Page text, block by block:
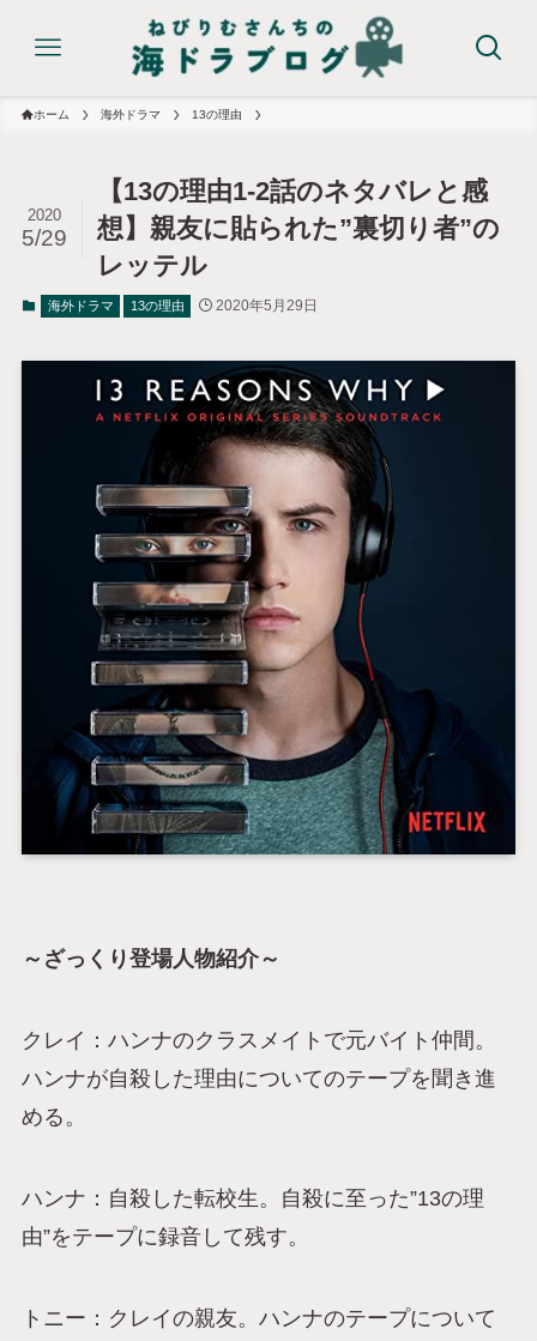
ホーム 海外ドラマ 13の理由
【13の理由1-2話のネタバレと感
想】親友に貼られた”裏切り者”の
レッテル
2020
5/29
海外ドラマ 13の理由 2020年5月29日
～ざっくり登場人物紹介～
クレイ：ハンナのクラスメイトで元バイト仲間。
ハンナが自殺した理由についてのテープを聞き進
める。
ハンナ：自殺した転校生。自殺に至った”13の理
由”をテープに録音して残す。
トニー：クレイの親友。ハンナのテープについて